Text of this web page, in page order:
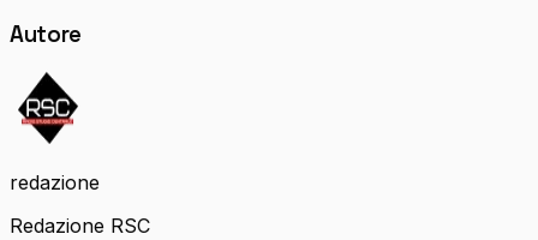
Autore
redazione
Redazione RSC